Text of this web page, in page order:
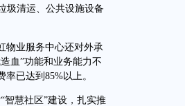
圾清运、公共设施设备
业服务中心还对外承
血”功能和业务能力不
已达到85%以上。
慧社区”建设，扎实推